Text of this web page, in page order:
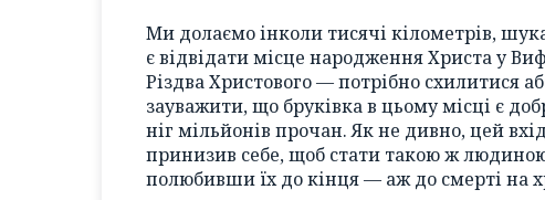
Ми долаємо інколи тисячі кілометрів,
є відвідати місце народження Христа у
Різдва Христового — потрібно схилитися
зауважити, що бруківка в цьому місці є
ніг мільйонів прочан. Як не дивно, цей
принизив себе, щоб стати такою ж
полюбивши їх до кінця — аж до смерті на